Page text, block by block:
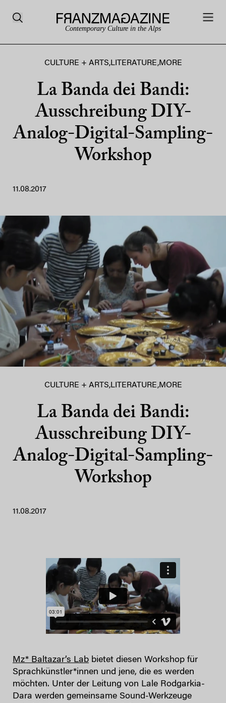
Contemporary Culture in the Alps
CULTURE + ARTS,LITERATURE,MORE
La Banda dei Bandi:
Ausschreibung DIY-
Analog-Digital-Sampling-
Workshop
11.08.2017
CULTURE + ARTS,LITERATURE,MORE
La Banda dei Bandi:
Ausschreibung DIY-
Analog-Digital-Sampling-
Workshop
11.08.2017
Mz* Baltazar’s Lab bietet diesen Workshop für
Sprachkünstler*innen und jene, die es werden
möchten. Unter der Leitung von Lale Rodgarkia-
Dara werden gemeinsame Sound-Werkzeuge